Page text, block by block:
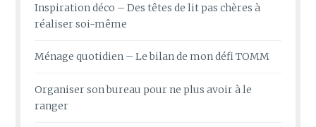
Inspiration déco – Des têtes de lit pas chères à
réaliser soi-même
Ménage quotidien – Le bilan de mon défi TOMM
Organiser son bureau pour ne plus avoir à le
ranger